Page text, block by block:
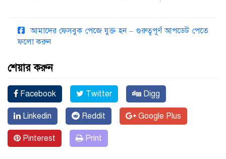
আমাদের ফেসবুক পেজে যুক্ত হন – গুরুত্বপূর্ণ আপডেট পেতে
ফলো করুন
শেয়ার করুন
Facebook Twitter Digg
Linkedin Reddit Google Plus
Pinterest Print